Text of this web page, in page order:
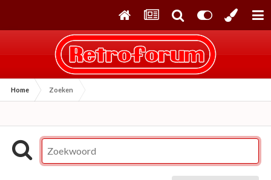
Home Zoeken